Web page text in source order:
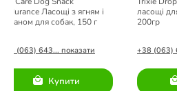
Endurance Ласощі з ягням і
бананом для собак, 150 г
+38 (063) 643... показати
Купити
ласощі
200гр
+38 (063)